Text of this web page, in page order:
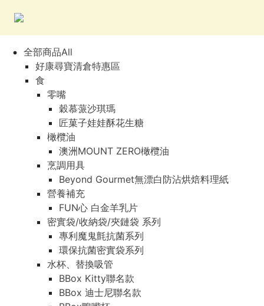
全部商品All
好康尋寶清倉特惠區
食
零嘴
穀慕蒎沙琪瑪
匠菓子娃娃酥花生糖
橄欖油
澳洲MOUNT ZERO橄欖油
烹調用具
Beyond Gourmet無漂白防沾烘焙料理紙
營養補充
FUN心 白金羊乳片
密實袋/收納袋/夾鏈袋 系列
專利魔鬼氈抗菌系列
環保抗菌密實袋系列
水杯、替換吸管
BBox Kitty聯名款
BBox 迪士尼聯名款